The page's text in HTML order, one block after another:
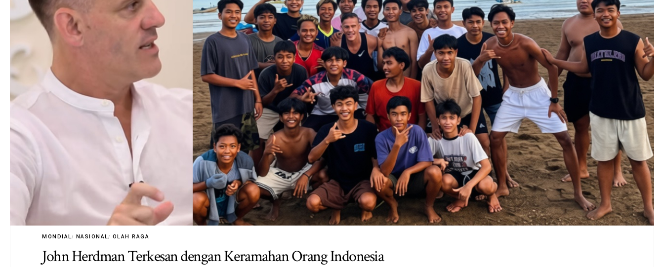
MONDIAL NASIONAL OLAH RAGA
John Herdman Terkesan dengan Keramahan Orang Indonesia